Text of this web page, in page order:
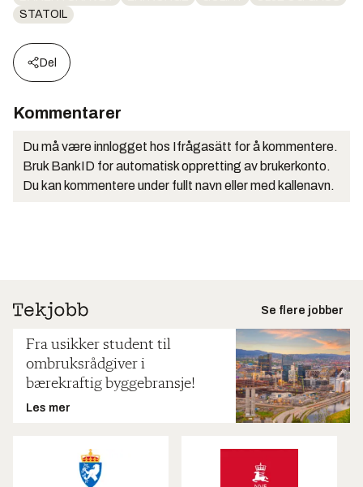
STATOIL
Del
Kommentarer
Du må være innlogget hos Ifrågasätt for å kommentere.
Bruk BankID for automatisk oppretting av brukerkonto.
Du kan kommentere under fullt navn eller med kallenavn.
Se flere jobber
Fra usikker student til
ombruksrådgiver i
bærekraftig byggebransje!
Les mer